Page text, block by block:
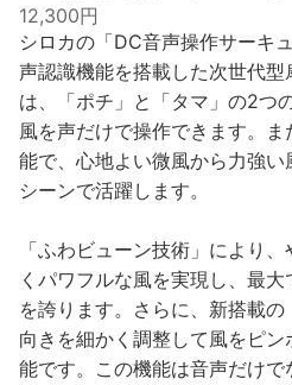
12,300円
シロカの「DC音声操作サーキ
声認識機能を搭載した次世代
は、「ポチ」と「タマ」の2つ
風を声だけで操作できます。
能で、心地よい微風から力強
シーンで活躍します。
「ふわビューン技術」により
くパワフルな風を実現し、最
を誇ります。さらに、新搭載
向きを細かく調整して風をピ
能です。この機能は音声だけ